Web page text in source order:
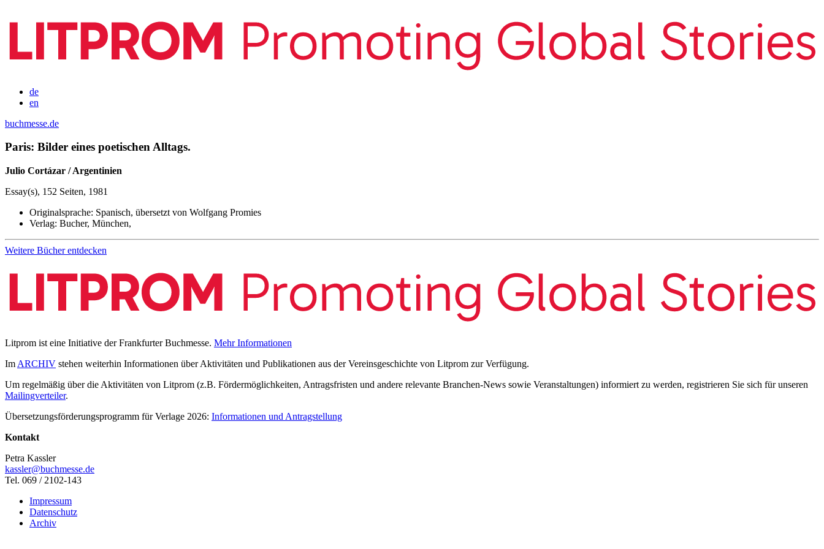
de
en
buchmesse.de
Paris: Bilder eines poetischen Alltags.
Julio Cortázar / Argentinien
Essay(s), 152 Seiten, 1981
Originalsprache: Spanisch, übersetzt von Wolfgang Promies
Verlag: Bucher, München,
Weitere Bücher entdecken
Litprom ist eine Initiative der Frankfurter Buchmesse. Mehr Informationen
Im ARCHIV stehen weiterhin Informationen über Aktivitäten und Publikationen aus der Vereinsgeschichte von Litprom zur Verfügung.
Um regelmäßig über die Aktivitäten von Litprom (z.B. Fördermöglichkeiten, Antragsfristen und andere relevante Branchen-News sowie Veranstaltungen) informiert zu werden, registrieren Sie sich für unseren
Mailingverteiler.
Übersetzungsförderungsprogramm für Verlage 2026: Informationen und Antragstellung
Kontakt
Petra Kassler
kassler@buchmesse.de
Tel. 069 / 2102-143
Impressum
Datenschutz
Archiv